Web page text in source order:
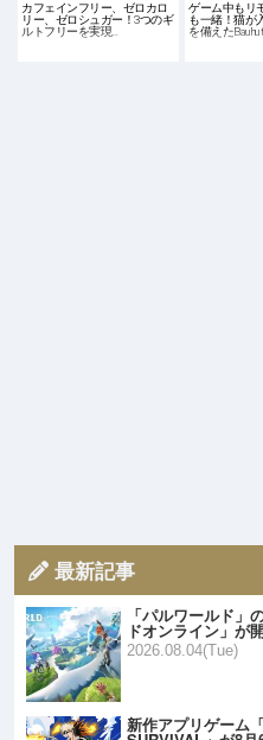
カフェインフリー、ゼロカロ
リー、ゼロシュガー！3つのギ
ルトフリーを実現…
ゲーム中もリ
も一緒！猫が
を備えた
最新記事
「パルワールド」
ドオンライン」が
2026.08.04(Tue)
新作アプリゲーム